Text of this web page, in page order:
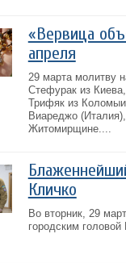
«Вервица
апреля
29 марта молитву
Стефурак из
Трифяк из
Виареджо
Житомирщине....
Кличко
Во вторник, 29
городским